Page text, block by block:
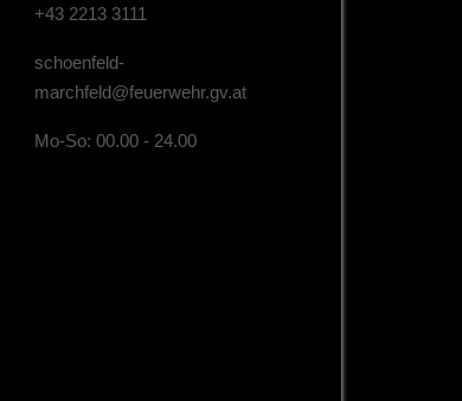
+43 2213 3111
schoenfeld-
marchfeld@feuerwehr.gv.at
Mo-So: 00.00 - 24.00